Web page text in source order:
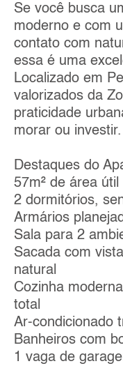
Se você busca
moderno e com
contato com
essa é uma
Localizado em
valorizados da
praticidade
morar ou investir.
Destaques do
57m² de área
2 dormitórios,
Armários
Sala para 2
Sacada com
natural
Cozinha
total
Ar-condicionado
Banheiros com
1 vaga de